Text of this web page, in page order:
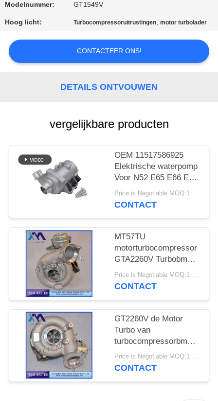
ONS
OP
NIEUWS
AANVRAGEN
SITEMAP
PRIVACY
BELEID
Modelnummer: GT1549V
Hoog licht: Turbocompressoruitrustingen,motor turbolader
CONTACTEER ONS!
DETAILS ONTVOUWEN
vergelijkbare producten
OEM 11517586925
Elektrische waterpomp
Voor N52 E65 E66 E60
E61 E90 E91 Auto
koelwaterpomp
Price is Negotiable MOQ:1
CONTACT
MT57TU
motorturbocompressor
GTA2260V Turbobmw
E53 OE 791044E
7791046F
Price is Negotiable MOQ:1 stk
CONTACT
GT2260V de Motor
Turbo van
turbocompressorbmw
X5 742417-0001
753392-5015S M57TU
Price is Negotiable MOQ:1 stk
CONTACT